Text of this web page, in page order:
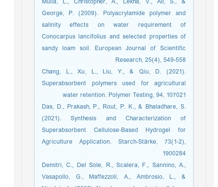
George, P. (2009). Polyacrylamide polymer and
salinity effects on water requirement of
Conocarpus lancifolius and selected properties of
sandy loam soil. European Journal of Scientific
Research, 25(4), 549-558
Chang, L., Xu, L., Liu, Y., & Qiu, D. (2021).
Superabsorbent polymers used for agricultural
water retention. Polymer Testing, 94, 107021
Das, D., Prakash, P., Rout, P. K., & Bhaladhare, S.
(2021). Synthesis and Characterization of
Superabsorbent Cellulose‐Based Hydrogel for
Agriculture Application. Starch‐Stärke, 73(1-2),
1900284
Demitri, C., Del Sole, R., Scalera, F., Sannino, A.,
Vasapollo, G., Maffezzoli, A., Ambrosio, L., &